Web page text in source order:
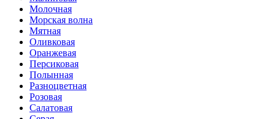
Молочная
Морская волна
Мятная
Оливковая
Оранжевая
Персиковая
Полынная
Разноцветная
Розовая
Салатовая